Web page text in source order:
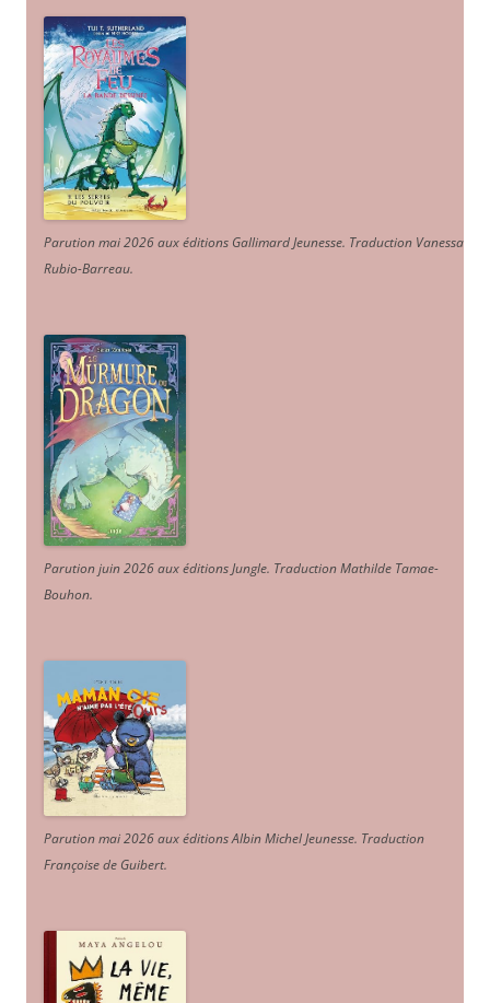
Parution mai 2026 aux éditions Gallimard Jeunesse. Traduction Vanessa
Rubio-Barreau.
Parution juin 2026 aux éditions Jungle. Traduction Mathilde Tamae-
Bouhon.
Parution mai 2026 aux éditions Albin Michel Jeunesse. Traduction
Françoise de Guibert.